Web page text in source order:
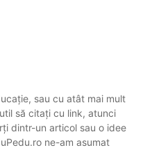
sau cu atât mai mult
să citați cu link, atunci
dintr-un articol sau o idee
ne-am asumat